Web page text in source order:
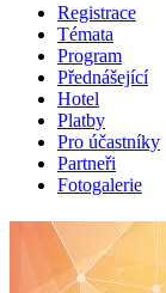
Registrace
Témata
Program
Přednášející
Hotel
Platby
Pro účastníky
Partneři
Fotogalerie